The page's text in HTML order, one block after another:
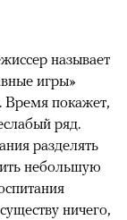
называет
игры»
Время покажет,
ряд.
разделять
небольшую
ничего,